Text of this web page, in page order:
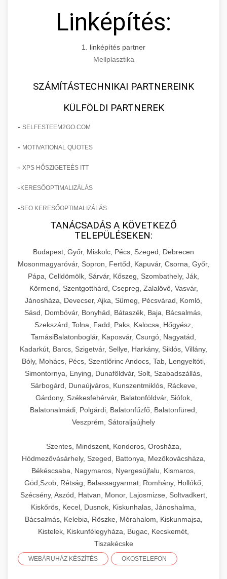
Linképítés:
1. linképítés partner
Mellplasztika
SZÁMÍTÁSTECHNIKAI PARTNEREINK
KÜLFÖLDI PARTNEREK
- SELFESTEEM2GO.COM
- MOTIVATIONAL QUOTES
- XPS HŐSZIGETEÉS ITT
- KERESŐOPTIMALIZÁLÁS
-SEO KERESŐOPTIMALIZÁLÁS
TANÁCSADÁS A KÖVETKEZŐ
TELEPÜLÉSEKEN:
Budapest, Győr, Miskolc, Pécs, Szeged, Debrecen
Mosonmagyaróvár, Sopron, Fertőd, Kapuvár, Csorna, Győr,
Pápa, Celldömölk, Sárvár, Kőszeg, Szombathely, Ják,
Körmend, Szentgotthárd, Csepreg, Zalalövő, Vasvár,
Jánosháza, Devecser, Ajka, Sümeg, Pécsvárad, Komló,
Sásd, Dombóvár, Bonyhád, Bátaszék, Baja, Bácsalmás,
Szekszárd, Tolna, Fadd, Paks, Kalocsa, Hőgyész,
TamásiBalatonboglár, Kaposvár, Csurgó, Nagyatád,
Kadarkút, Barcs, Szigetvár, Sellye, Harkány, Siklós, Villány,
Bóly, Mohács, Pécs, Szentlőrinc Andocs, Tab, Lengyeltóti,
Simontornya, Enying, Dunaföldvár, Solt, Szabadszállás,
Sárbogárd, Dunaújváros, Kunszentmiklós, Ráckeve,
Gárdony, Székesfehérvár, Balatonföldvár, Siófok,
Balatonalmádi, Polgárdi, Balatonfűzfő, Balatonfüred,
Veszprém, Sátoraljaújhely
Szentes, Mindszent, Kondoros, Orosháza,
Hódmezővásárhely, Szeged, Battonya, Mezőkovácsháza,
Békéscsaba, Nagymaros, Nyergesújfalu, Kismaros,
Göd,Szob, Rétság, Balassagyarmat, Romhány, Hollókő,
Szécsény, Aszód, Hatvan, Monor, Lajosmizse, Soltvadkert,
Kiskőrös, Kecel, Dusnok, Kiskunhalas, Jánoshalma,
Bácsalmás, Kelebia, Röszke, Mórahalom, Kiskunmajsa,
Kistelek, Kiskunfélegyháza, Bugac, Kecskemét,
Tiszakécske
WEBÁRUHÁZ KÉSZÍTÉS OKOSTELEFON